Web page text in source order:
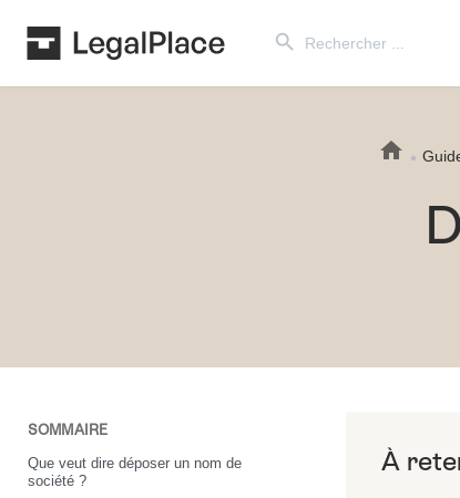
for:
SOMMAIRE
Que veut dire déposer un nom de
société ?